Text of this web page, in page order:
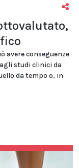
avere conseguenze
studi clinici da
da tempo o, in